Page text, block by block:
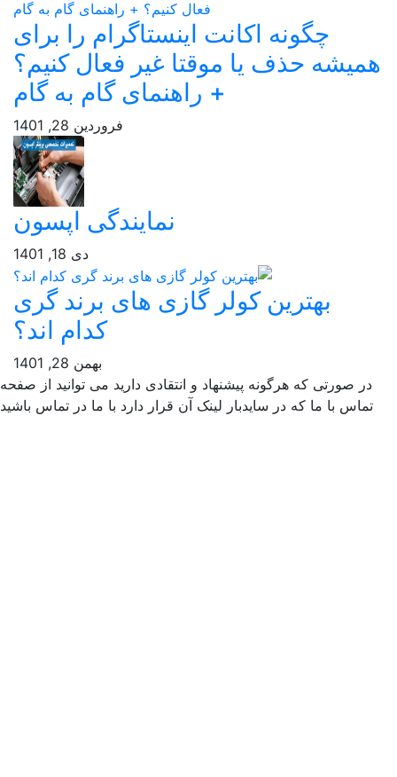
چگونه اکانت اینستاگرام را برای
حذف یا موقتا غیر فعال کنیم؟
+ راهنمای گام به گام
فروردین 28, 1401
نمایندگی اپسون
بهترین کولر گازی های برند گری
کدام اند؟
بهمن 28, 1401
صورتی که هرگونه پیشنهاد و انتقادی دارید می توانید از صفحه
با ما که در سایدبار لینک آن قرار دارد با ما در تماس باشید